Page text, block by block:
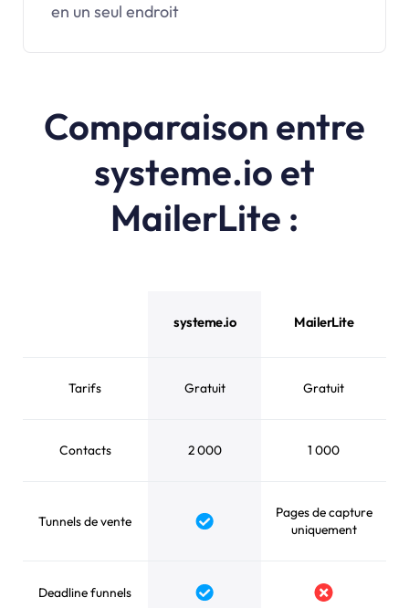
en un seul endroit
Comparaison entre
systeme.io et
MailerLite :
systeme.io MailerLite
Tarifs Gratuit Gratuit
Contacts 2 000 1 000
Tunnels de vente
Pages de capture
uniquement
Deadline funnels